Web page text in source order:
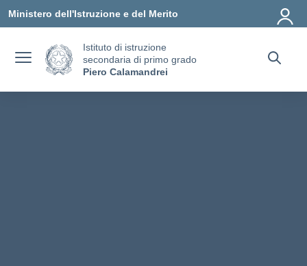
Ministero dell'Istruzione e del Merito
Istituto di istruzione
secondaria di primo grado
Piero Calamandrei